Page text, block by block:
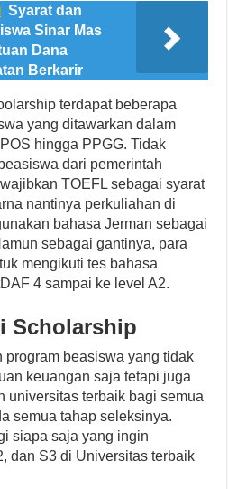
Syarat dan
Sinar Mas
Dana
Berkarir
terdapat beberapa
yang ditawarkan dalam
hingga PPGG. Tidak
dari pemerintah
TOEFL sebagai syarat
nantinya perkuliahan di
bahasa Jerman sebagai
sebagai gantinya, para
mengikuti tes bahasa
4 sampai ke level A2.
Scholarship
program beasiswa yang tidak
keuangan saja tetapi juga
universitas terbaik bagi semua
semua tahap seleksinya.
siapa saja yang ingin
dan S3 di Universitas terbaik